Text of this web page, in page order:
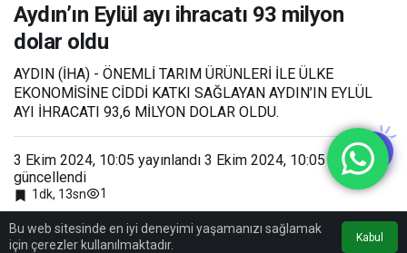
milyon dolar
oldu
Aydın’ın Eylül ayı ihracatı 93 milyon
dolar oldu
AYDIN (İHA) - ÖNEMLİ TARIM ÜRÜNLERİ İLE ÜLKE
EKONOMİSİNE CİDDİ KATKI SAĞLAYAN AYDIN’IN EYLÜL
AYI İHRACATI 93,6 MİLYON DOLAR OLDU.
3 Ekim 2024, 10:05 yayınlandı 3 Ekim 2024, 10:05
güncellendi
1dk, 13sn 1
Bu web sitesinde en iyi deneyimi yaşamanızı sağlamak
için çerezler kullanılmaktadır.
Kabul